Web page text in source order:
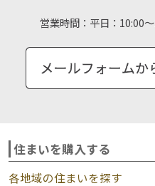
営業時間： 平日：10:00
住まいを購入する
各地域の住まいを探す